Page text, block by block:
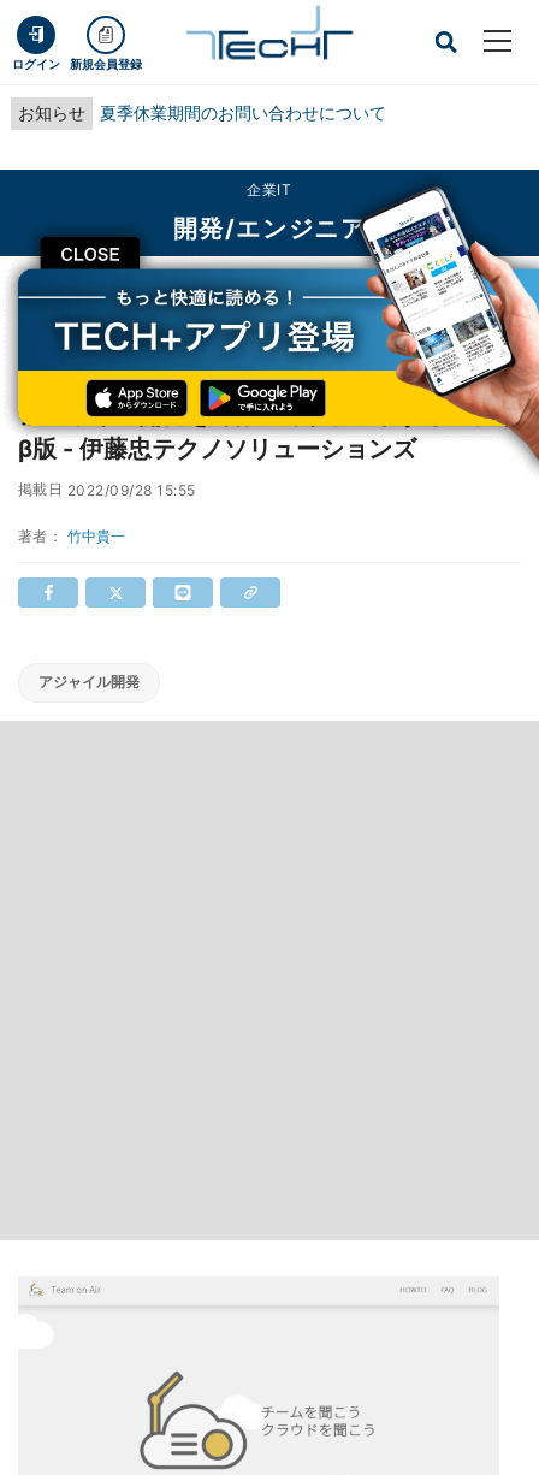
ログイン 新規会員登録
お知らせ 夏季休業期間のお問い合わせについて
CLOSE
企業IT
開発/エンジニア
TECH+ 企業IT
開発/エンジニア
アジャイル開発を"音声"でサポートするアプリβ版 - 伊藤忠テクノソリューショ
アジャイル開発を"音声"でサポートするアプリ
β版 - 伊藤忠テクノソリューションズ
掲載日 2022/09/28 15:55
著者： 竹中貴一
アジャイル開発